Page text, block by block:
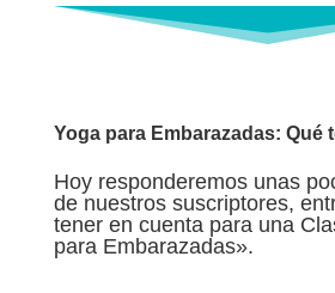
Yoga para Embarazadas: Qué
Hoy responderemos unas
de nuestros suscriptores,
tener en cuenta para una
para Embarazadas».